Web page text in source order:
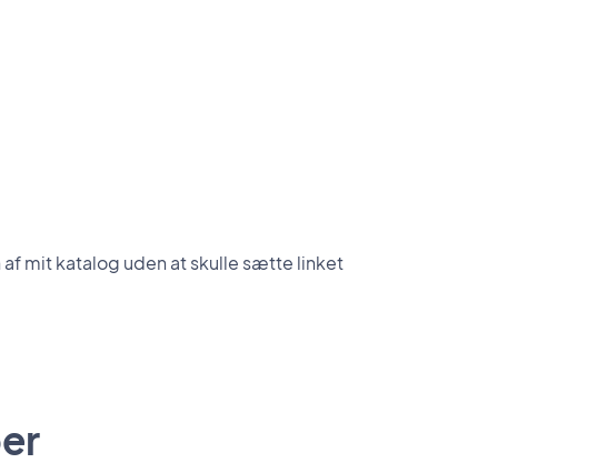
af mit katalog uden at skulle sætte linket